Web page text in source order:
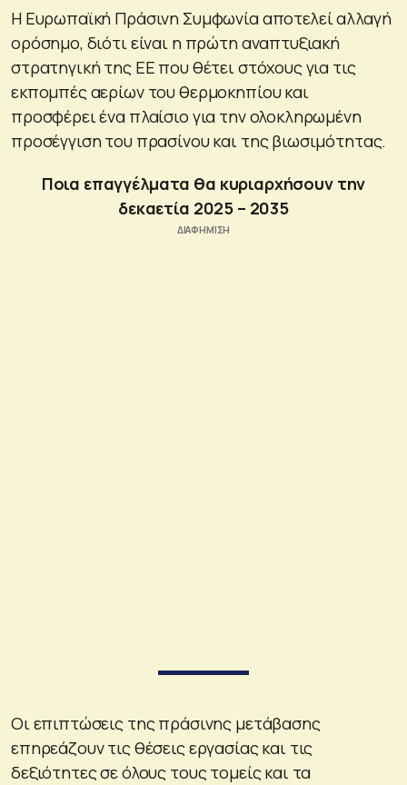
Η Ευρωπαϊκή Πράσινη Συμφωνία αποτελεί αλλαγή
ορόσημο, διότι είναι η πρώτη αναπτυξιακή
στρατηγική της ΕΕ που θέτει στόχους για τις
εκπομπές αερίων του θερμοκηπίου και
προσφέρει ένα πλαίσιο για την ολοκληρωμένη
προσέγγιση του πρασίνου και της βιωσιμότητας.
Ποια επαγγέλματα θα κυριαρχήσουν την
δεκαετία 2025 – 2035
Οι επιπτώσεις της πράσινης μετάβασης
επηρεάζουν τις θέσεις εργασίας και τις
δεξιότητες σε όλους τους τομείς και τα